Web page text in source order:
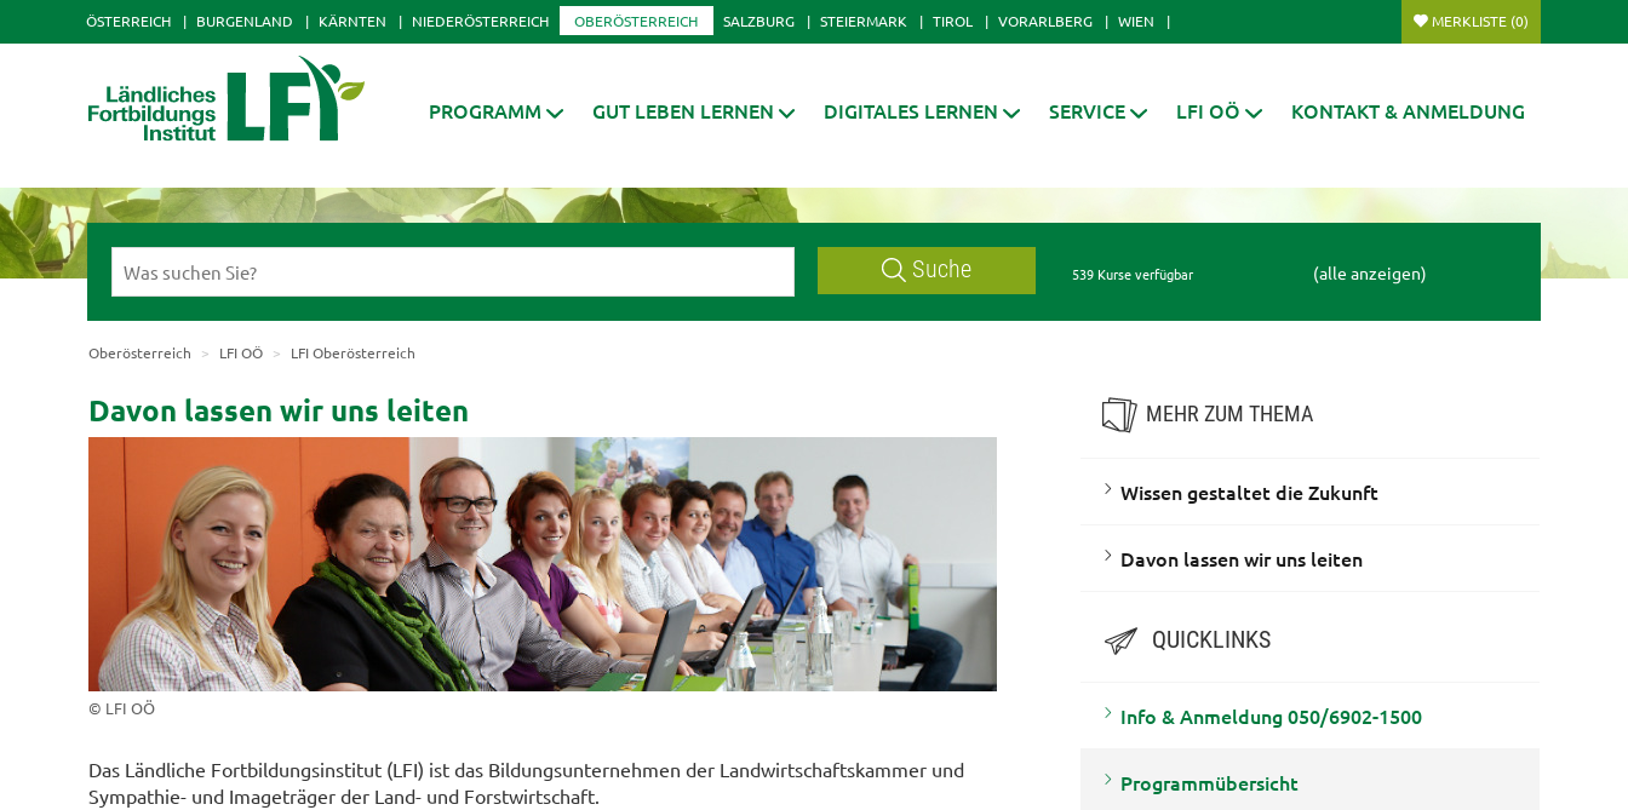
ÖSTERREICH BURGENLAND KÄRNTEN NIEDERÖSTERREICH OBERÖSTERREICH SALZBURG STEIERMARK TIROL VORARLBERG WIEN MERKLISTE (0)
PROGRAMM GUT LEBEN LERNEN DIGITALES LERNEN SERVICE LFI OÖ KONTAKT & ANMELDUNG
Suche 539 Kurse verfügbar (alle anzeigen)
Oberösterreich LFI OÖ LFI Oberösterreich
Davon lassen wir uns leiten
© LFI OÖ
Das Ländliche Fortbildungsinstitut (LFI) ist das Bildungsunternehmen der Landwirtschaftskammer und
Sympathie- und Imageträger der Land- und Forstwirtschaft.
MEHR ZUM THEMA
Wissen gestaltet die Zukunft
Davon lassen wir uns leiten
QUICKLINKS
Info & Anmeldung 050/6902-1500
Programmübersicht